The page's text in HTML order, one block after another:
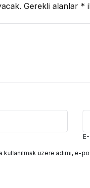
Gerekli alanlar *
kullanılmak üzere adımı,